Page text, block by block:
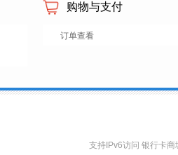
购物与支付
订单查看
支持IPv6访问 银行卡